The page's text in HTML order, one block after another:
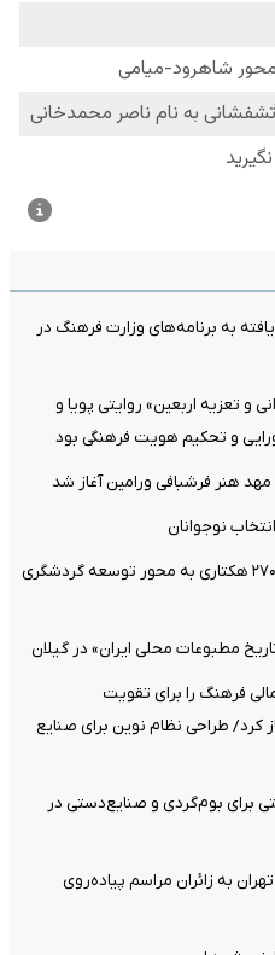
به برنامه‌های وزارت فرهنگ در
و تعزیه اربعین» روایتی پویا و
و تحکیم هویت فرهنگی بود
هنر فرشبافی ورامین آغاز شد
نوجوانان
دزفول آماده تبدیل بافت تاریخی ۲۷۰ هکتاری به محور توسعه گردشگری
مطبوعات محلی ایران» در گیلان
فرهنگ را برای تقویت
کرد/ طراحی نظام نوین برای صنایع
تسهیلات بیش از ۱۲ همتی برای بوم‌گردی و صنایع‌دستی در
خدمت‌رسانی خادمیاران منطقه ۴ تهران به زائران مراسم پیاده‌روی